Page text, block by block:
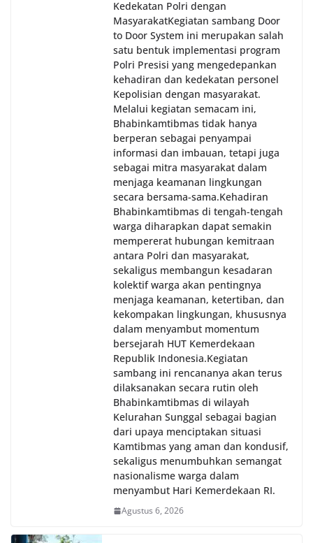
Kedekatan Polri dengan
Masyarakat‎Kegiatan sambang Door
to Door System ini merupakan salah
satu bentuk implementasi program
Polri Presisi yang mengedepankan
kehadiran dan kedekatan personel
Kepolisian dengan masyarakat.
Melalui kegiatan semacam ini,
Bhabinkamtibmas tidak hanya
berperan sebagai penyampai
informasi dan imbauan, tetapi juga
sebagai mitra masyarakat dalam
menjaga keamanan lingkungan
secara bersama-sama.‎‎Kehadiran
Bhabinkamtibmas di tengah-tengah
warga diharapkan dapat semakin
mempererat hubungan kemitraan
antara Polri dan masyarakat,
sekaligus membangun kesadaran
kolektif warga akan pentingnya
menjaga keamanan, ketertiban, dan
kekompakan lingkungan, khususnya
dalam menyambut momentum
bersejarah HUT Kemerdekaan
Republik Indonesia.‎Kegiatan
sambang ini rencananya akan terus
dilaksanakan secara rutin oleh
Bhabinkamtibmas di wilayah
Kelurahan Sunggal sebagai bagian
dari upaya menciptakan situasi
Kamtibmas yang aman dan kondusif,
sekaligus menumbuhkan semangat
nasionalisme warga dalam
menyambut Hari Kemerdekaan RI.
Agustus 6, 2026